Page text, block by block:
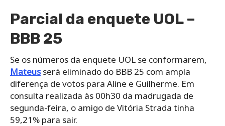
Parcial da enquete UOL –
BBB 25
Se os números da enquete UOL se conformarem,
Mateusserá eliminado do BBB 25 com ampla
diferença de votos para Aline e Guilherme. Em
consulta realizada às 00h30 da madrugada de
segunda-feira, o amigo de Vitória Strada tinha
59,21% para sair.